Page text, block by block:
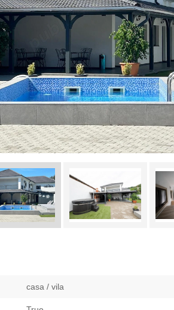
casa / vila